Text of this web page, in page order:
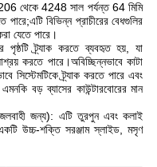
থেকে 4248 সাল পর্যন্ত 64 মিমি
বিভিন্ন প্রাচীরের বেধগুলির
যেতে পারে।
ট্র্যাক করতে ব্যবহৃত হয়, যা
করতে পারে।অবিচ্ছিন্নভাবে কাটা
সিস্টেমটিকে ট্র্যাক করতে পারে এবং
বড় ব্যাসের কাউন্টারবোরের মান
জন্য): এটি তুরপুন এবং কলাই
উচ্চ-শক্তি সরঞ্জাম স্লাইড, মসৃণ